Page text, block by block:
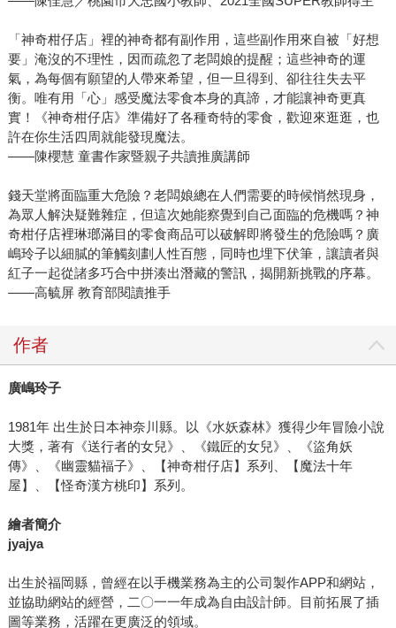
「神奇柑仔店」裡的神奇都有副作用，這些副作用來自被「好想
要」淹沒的不理性，因而疏忽了老闆娘的提醒；這些神奇的運
氣，為每個有願望的人帶來希望，但一旦得到、卻往往失去平
衡。唯有用「心」感受魔法零食本身的真諦，才能讓神奇更真
實！《神奇柑仔店》準備好了各種奇特的零食，歡迎來逛逛，也
許在你生活四周就能發現魔法。
——陳櫻慧 童書作家暨親子共讀推廣講師
錢天堂將面臨重大危險？老闆娘總在人們需要的時候悄然現身，
為眾人解決疑難雜症，但這次她能察覺到自己面臨的危機嗎？神
奇柑仔店裡琳瑯滿目的零食商品可以破解即將發生的危險嗎？廣
嶋玲子以細膩的筆觸刻劃人性百態，同時也埋下伏筆，讓讀者與
紅子一起從諸多巧合中拼湊出潛藏的警訊，揭開新挑戰的序幕。
——高毓屏 教育部閱讀推手
作者
廣嶋玲子
1981年 出生於日本神奈川縣。以《水妖森林》獲得少年冒險小說
大獎，著有《送行者的女兒》、《鐵匠的女兒》、《盜角妖
傳》、《幽靈貓福子》、【神奇柑仔店】系列、【魔法十年
屋】、【怪奇漢方桃印】系列。
繪者簡介
jyajya
出生於福岡縣，曾經在以手機業務為主的公司製作APP和網站，
並協助網站的經營，二〇一一年成為自由設計師。目前拓展了插
圖等業務，活躍在更廣泛的領域。